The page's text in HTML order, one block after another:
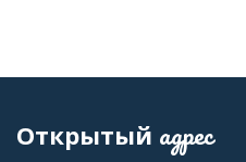
Открытый адрес